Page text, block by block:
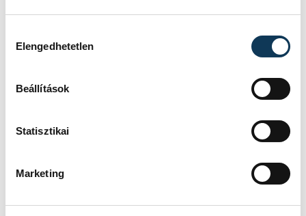
Elengedhetetlen
Beállítások
Statisztikai
Marketing
történik, ha leáll Paks?
Mártha Imre, az MVM Zrt. egykori
adott interjújában vázolta fel a Paksi
szakember, aki korábban éveken át
működéséért, arra figyelmeztet: az
amelyre eredetileg nem tervezték.